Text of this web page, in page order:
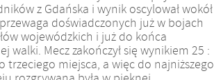
z Gdańska i wynik oscylował wokół
doświadczonych już w bojach
wojewódzkich i już do końca
walki. Mecz zakończył się wynikiem 25 :
trzeciego miejsca, a więc do najniższego